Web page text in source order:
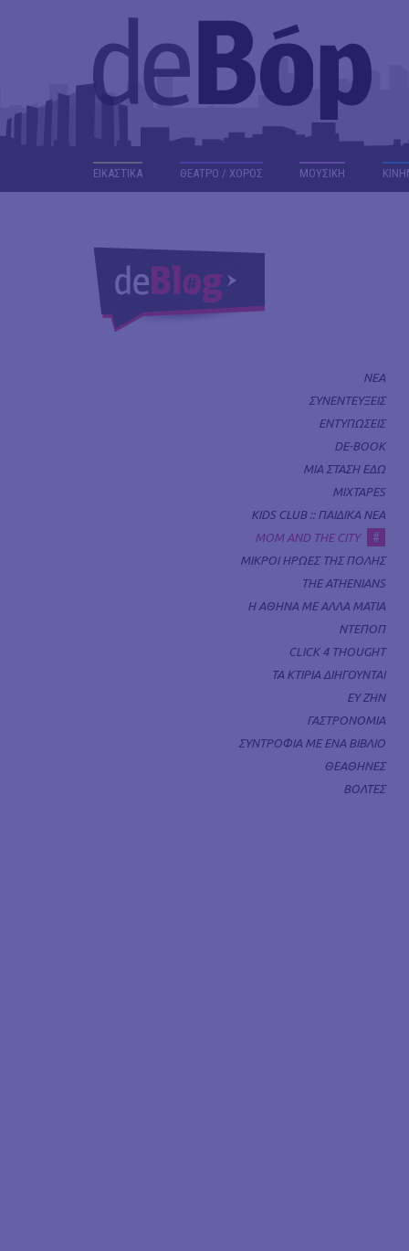
ΕΙΚΑΣΤΙΚΑ ΘΕΑΤΡΟ / ΧΟΡΟΣ ΜΟΥΣΙΚΗ
ΝΕΑ
ΣΥΝΕΝΤΕΥΞΕΙΣ
ΕΝΤΥΠΩΣΕΙΣ
DE-BOOK
ΜΙΑ ΣΤΑΣΗ ΕΔΩ
MIXTAPES
KIDS CLUB :: ΠΑΙΔΙΚΑ ΝΕΑ
MOM AND THE CITY
#
ΜΙΚΡΟΙ ΗΡΩΕΣ ΤΗΣ ΠΟΛΗΣ
THE ATHENIANS
Η ΑΘΗΝΑ ΜΕ ΑΛΛΑ ΜΑΤΙΑ
ΝΤΕΠΟΠ
CLICK 4 THOUGHT
ΤΑ ΚΤΙΡΙΑ ΔΙΗΓΟΥΝΤΑΙ
ΕΥ ΖΗΝ
ΓΑΣΤΡΟΝΟΜΙΑ
ΣΥΝΤΡΟΦΙΑ ΜΕ ΕΝΑ ΒΙΒΛΙΟ
ΘΕΑΘΗΝΕΣ
ΒΟΛΤΕΣ